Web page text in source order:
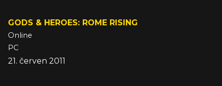
GODS & HEROES: ROME RISING
Online
PC
21. červen 2011